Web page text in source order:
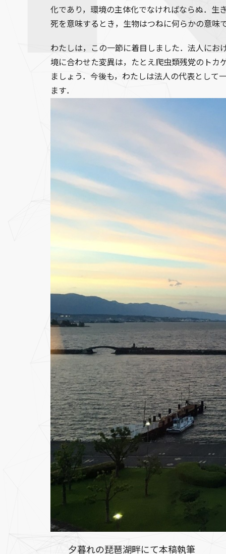
化であり，環境の主体化でなければならぬ．生
死を意味するとき，生物はつねに何らかの意味
わたしは，この一節に着目しました．法人にお
境に合わせた変異は，たとえ爬虫類残党のトカ
ましょう．今後も，わたしは法人の代表とし
ます．
夕暮れの琵琶湖畔にて本稿執筆